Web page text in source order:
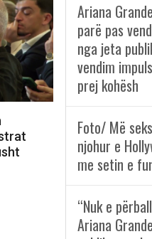
Ariana
parë pas
nga jeta
vendim
prej kohësh
Foto/ Më
njohur e
me setin e
“Nuk e
Ariana